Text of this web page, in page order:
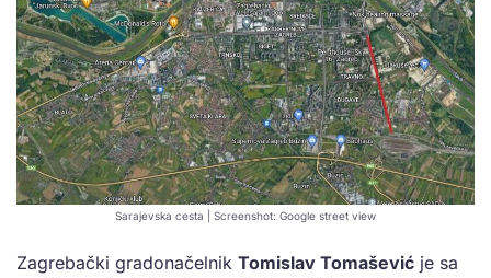
Sarajevska cesta | Screenshot: Google street view
Zagrebački gradonačelnik Tomislav Tomašević je sa